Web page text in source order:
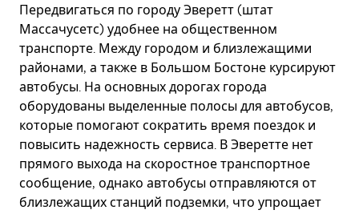
Передвигаться по городу Эверетт (штат
Массачусетс) удобнее на общественном
транспорте. Между городом и близлежащими
районами, а также в Большом Бостоне курсируют
автобусы. На основных дорогах города
оборудованы выделенные полосы для автобусов,
которые помогают сократить время поездок и
повысить надежность сервиса. В Эверетте нет
прямого выхода на скоростное транспортное
сообщение, однако автобусы отправляются от
близлежащих станций подземки, что упрощает